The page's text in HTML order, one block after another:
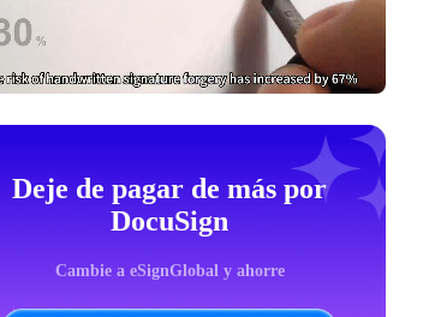
Deje de pagar de más por
DocuSign
Cambie a eSignGlobal y ahorre